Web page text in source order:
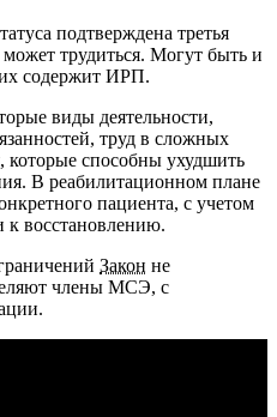
подтверждена третья
трудиться. Могут быть и
содержит ИРП.
виды деятельности,
труд в сложных
которые способны ухудшить
В реабилитационном плане
пациента, с учетом
к восстановлению.
Закон не
члены МСЭ, с